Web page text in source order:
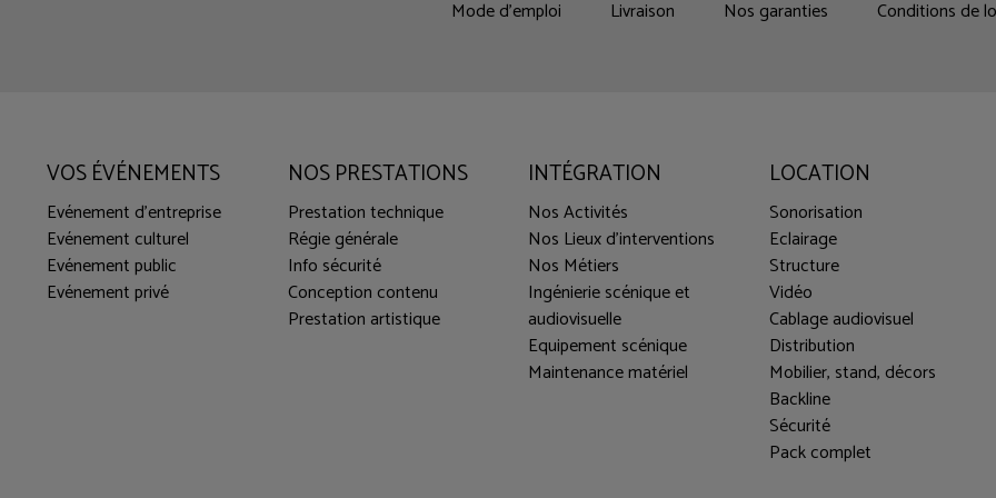
Mode d'emploi Livraison Nos garanties Conditions de
VOS ÉVÉNEMENTS
Evénement d'entreprise
Evénement culturel
Evénement public
Evénement privé
NOS PRESTATIONS
Prestation technique
Régie générale
Info sécurité
Conception contenu
Prestation artistique
INTÉGRATION
Nos Activités
Nos Lieux d'interventions
Nos Métiers
Ingénierie scénique et
audiovisuelle
Equipement scénique
Maintenance matériel
LOCATION
Sonorisation
Eclairage
Structure
Vidéo
Cablage audiovisuel
Distribution
Mobilier, stand, décors
Backline
Sécurité
Pack complet